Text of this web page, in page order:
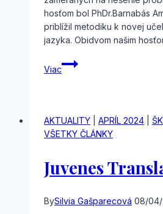
hosťom bol PhDr.Barnabás
priblížil metodiku k novej
jazyka. Obidvom našim
Viac
Metodický
deň
AKTUALITY APRÍL 2024
VŠETKY ČLÁNKY
Juvenes
BySilvia Gašparecová 08/